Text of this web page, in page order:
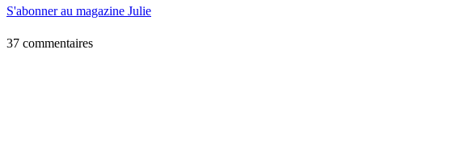
S'abonner au magazine Julie
37 commentaires